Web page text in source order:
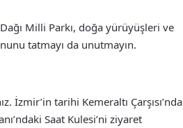
Milli Parkı, doğa yürüyüşleri ve
tatmayı da unutmayın.
İzmir’in tarihi Kemeraltı Çarşısı’nda
Saat Kulesi’ni ziyaret